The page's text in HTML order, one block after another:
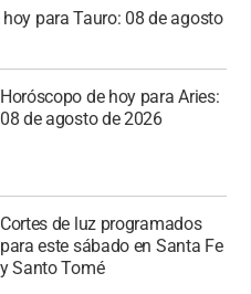
para Tauro: 08 de agosto
Horóscopo de hoy para Aries:
08 de agosto de 2026
Cortes de luz programados
para este sábado en Santa Fe
y Santo Tomé